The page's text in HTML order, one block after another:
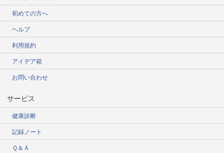
初めての方へ
ヘルプ
利用規約
アイデア箱
お問い合わせ
サービス
健康診断
記録ノート
Ｑ＆Ａ